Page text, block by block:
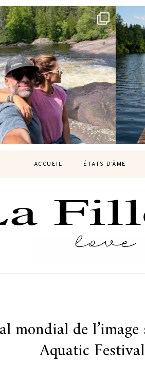
le Québec version
nature.
...
314 47
Et si je
ACCUEIL ÉTATS D’ÂME
mondial de
Aquatic Festival